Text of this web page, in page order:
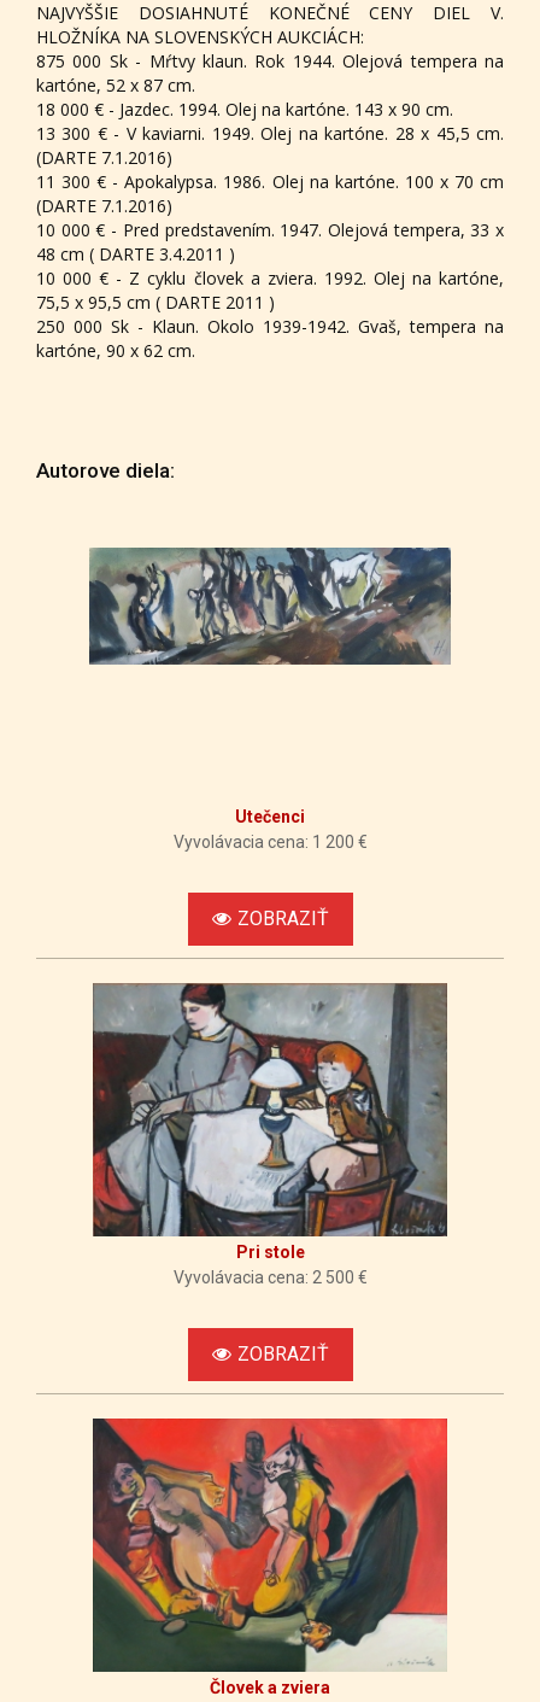
NAJVYŠŠIE DOSIAHNUTÉ KONEČNÉ CENY DIEL V.
HLOŽNÍKA NA SLOVENSKÝCH AUKCIÁCH:
875 000 Sk - Mŕtvy klaun. Rok 1944. Olejová tempera na
kartóne, 52 x 87 cm.
18 000 € - Jazdec. 1994. Olej na kartóne. 143 x 90 cm.
13 300 € - V kaviarni. 1949. Olej na kartóne. 28 x 45,5 cm.
(DARTE 7.1.2016)
11 300 € - Apokalypsa. 1986. Olej na kartóne. 100 x 70 cm
(DARTE 7.1.2016)
10 000 € - Pred predstavením. 1947. Olejová tempera, 33 x
48 cm ( DARTE 3.4.2011 )
10 000 € - Z cyklu človek a zviera. 1992. Olej na kartóne,
75,5 x 95,5 cm ( DARTE 2011 )
250 000 Sk - Klaun. Okolo 1939-1942. Gvaš, tempera na
kartóne, 90 x 62 cm.
Autorove diela:
Utečenci
Vyvolávacia cena: 1 200 €
ZOBRAZIŤ
Pri stole
Vyvolávacia cena: 2 500 €
ZOBRAZIŤ
Človek a zviera